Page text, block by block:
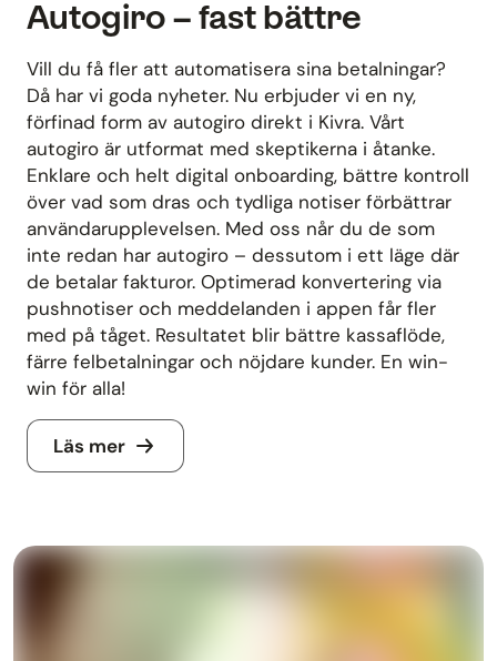
Autogiro – fast bättre
Vill du få fler att automatisera sina betalningar?
Då har vi goda nyheter. Nu erbjuder vi en ny,
förfinad form av autogiro direkt i Kivra. Vårt
autogiro är utformat med skeptikerna i åtanke.
Enklare och helt digital onboarding, bättre kontroll
över vad som dras och tydliga notiser förbättrar
användarupplevelsen. Med oss når du de som
inte redan har autogiro – dessutom i ett läge där
de betalar fakturor. Optimerad konvertering via
pushnotiser och meddelanden i appen får fler
med på tåget. Resultatet blir bättre kassaflöde,
färre felbetalningar och nöjdare kunder. En win-
win för alla!
Läs mer